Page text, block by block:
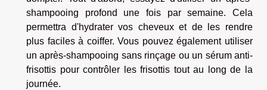
shampooing profond une fois par semaine. Cela
permettra d'hydrater vos cheveux et de les rendre
plus faciles à coiffer. Vous pouvez également utiliser
un après-shampooing sans rinçage ou un sérum anti-
frisottis pour contrôler les frisottis tout au long de la
journée.